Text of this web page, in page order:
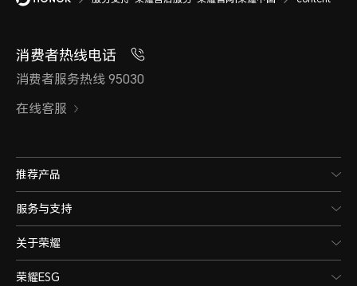
消费者热线电话
消费者服务热线 95030
在线客服
推荐产品
服务与支持
关于荣耀
荣耀ESG